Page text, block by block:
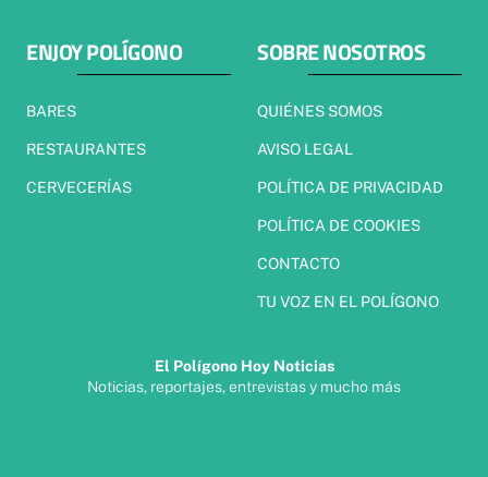
ENJOY POLÍGONO
BARES
RESTAURANTES
CERVECERÍAS
SOBRE NOSOTROS
QUIÉNES SOMOS
AVISO LEGAL
POLÍTICA DE PRIVACIDAD
POLÍTICA DE COOKIES
CONTACTO
TU VOZ EN EL POLÍGONO
El Polígono Hoy Noticias
Noticias, reportajes, entrevistas y mucho más